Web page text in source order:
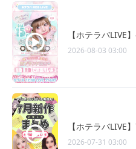
【ホテラバLIVE
2026-08-03 03:00
【ホテラバLIVE
2026-07-31 03:00